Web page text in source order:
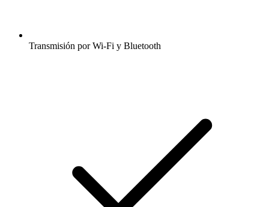
Transmisión por Wi-Fi y Bluetooth